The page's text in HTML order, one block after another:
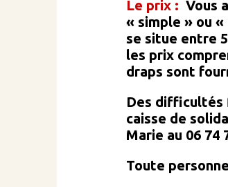
Le prix : Vous
« simple » ou
se situe entre
les prix
draps sont
Des difficultés
caisse de
Marie au 06 74
Toute